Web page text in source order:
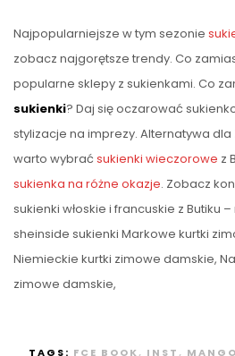
Najpopularniejsze w tym sezonie
zobacz najgorętsze trendy. Co
popularne sklepy z sukienkami. Co
sukienki? Daj się oczarować
stylizacje na imprezy. Alternatywa
warto wybrać sukienki wieczorowe z
sukienka na różne okazje. Zobacz
sukienki włoskie i francuskie z Butiku
sheinside sukienki Markowe kurtki
Niemieckie kurtki zimowe damskie,
zimowe damskie,
TAGS: FCE BOOK, INST , MANGO